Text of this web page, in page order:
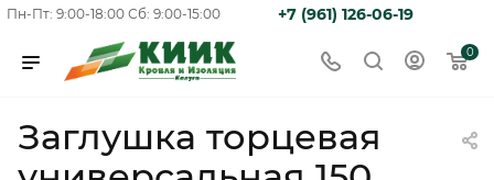
Пн-Пт: 9:00-18:00 Сб: 9:00-15:00 +7 (961) 126-06-19
0
Заглушка торцевая